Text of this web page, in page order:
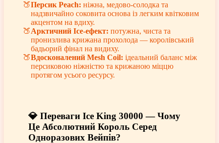
Персик Peach: ніжна, медово-солодка та
надзвичайно соковита основа із легким квітковим
акцентом на вдиху.
Арктичний Ice-ефект: потужна, чиста та
пронизлива крижана прохолода — королівський
бадьорий фінал на видиху.
Вдосконалений Mesh Coil: ідеальний баланс між
персиковою ніжністю та крижаною міццю
протягом усього ресурсу.
💎 Переваги Ice King 30000 — Чому
Це Абсолютний Король Серед
Одноразових Вейпів?